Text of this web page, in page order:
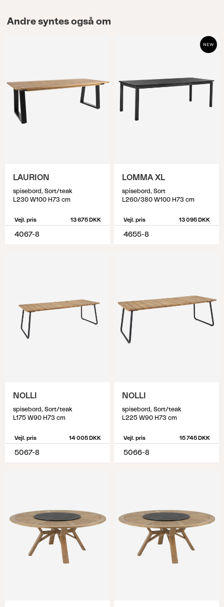
Andre syntes også om
LAURION
spisebord, Sort/teak
L230 W100 H73 cm
Vejl. pris 13 675 DKK
4067-8
LOMMA XL
spisebord, Sort
L260/380 W100 H73 cm
Vejl. pris 13 095 DKK
4655-8
NOLLI
spisebord, Sort/teak
L175 W90 H73 cm
Vejl. pris 14 005 DKK
5067-8
NOLLI
spisebord, Sort/teak
L225 W90 H73 cm
Vejl. pris 15 745 DKK
5066-8